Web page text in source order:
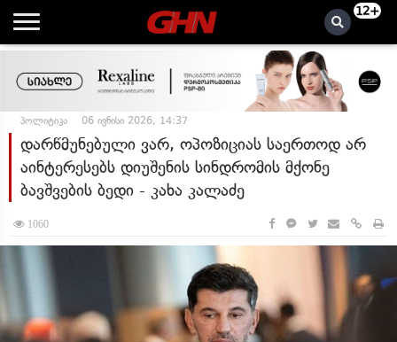
12+
პოლიტიკა 06 ივნისი 2026, 14:37
დარწმუნებული ვარ, ოპოზიციას საერთოდ არ
აინტერესებს დიუშენის სინდრომის მქონე
ბავშვების ბედი - კახა კალაძე
1060